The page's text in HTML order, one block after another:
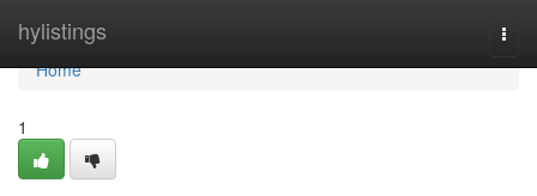
hylistings
Home
Home
1